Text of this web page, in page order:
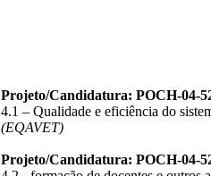
Projeto/Candidatura: POCH-04-
4.1 – Qualidade e eficiência do
(EQAVET)
Projeto/Candidatura: POCH-04-